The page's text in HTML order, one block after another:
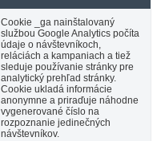
Cookie _ga nainštalovaný
službou Google Analytics počíta
údaje o návštevníkoch,
reláciách a kampaniach a tiež
sleduje používanie stránky pre
analytický prehľad stránky.
Cookie ukladá informácie
anonymne a priraďuje náhodne
vygenerované číslo na
rozpoznanie jedinečných
návštevníkov.